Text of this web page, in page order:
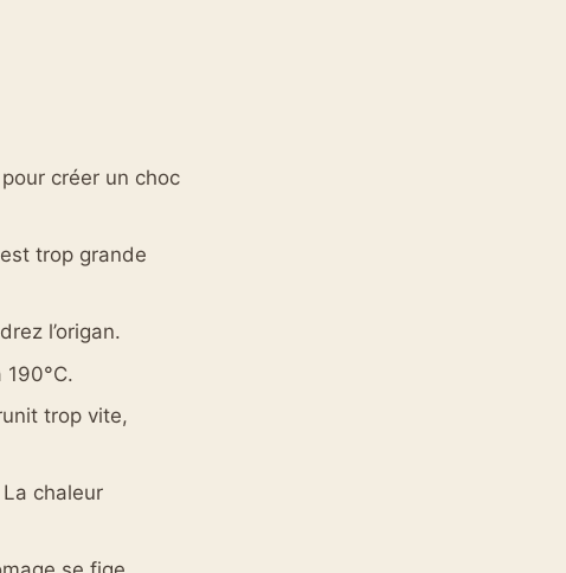
créer un choc
trop grande
l’origan.
trop vite,
chaleur